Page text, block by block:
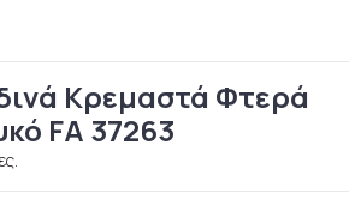
Κρεμαστά Φτερά
FA 37263